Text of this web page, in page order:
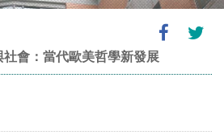
社會：當代歐美哲學新發展